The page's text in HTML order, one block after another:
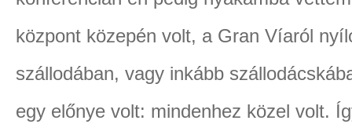
központ közepén volt, a Gran Víaról
szállodában, vagy inkább
egy előnye volt: mindenhez közel volt.